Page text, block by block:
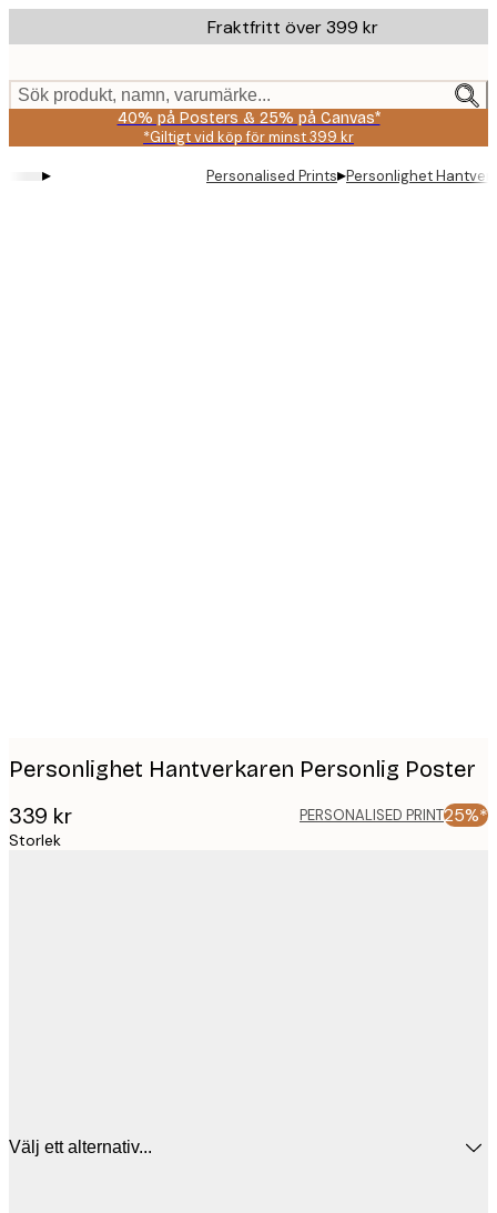
to
content.
Fraktfritt över 399 kr
Sök produkt, namn, varumärke...
40% på Posters & 25% på Canvas*
*Giltigt vid köp för minst 399 kr
▸ Personalised Prints▸Personlighet
Personlighet Hantverkaren Personlig Poster
339 kr PERSONALISED PRINT25%*
Storlek
Välj ett alternativ...